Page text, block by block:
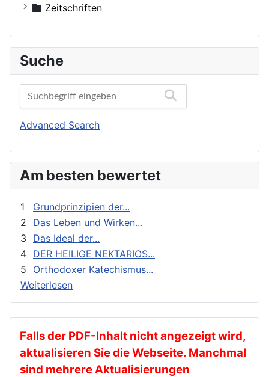
Russische Orthodoxe Kirche im Ausland
Agiographie (Viten)
Autokephale und autonome Kirchen
Beziehung und Ehe
Bibelwissenschaft
Biographien
Buchbesprechungen und Nachrichten
Exegese
Feste
Geistliches Leben
Geschichte
gnadenhafte Erscheinungen
Heilige
Ikonen
Kalender
Katechese
Kinder und Jugendarbeit
Zeitschriften
Der Frohbote
DOM
Orthodoxe Stimmen
Orthodoxes Franken
Orthodoxie Heute
Stimme der Orthodoxie
Suche
Advanced Search
Am besten bewertet
1
Grundprinzipien der...
2
Das Leben und Wirken...
3
Das Ideal der...
4 DER HEILIGE NEKTARIOS...
5
Orthodoxer Katechismus...
Weiterlesen
Falls der PDF-Inhalt nicht angezeigt wird,
aktualisieren Sie die Webseite. Manchmal
sind mehrere Aktualisierungen